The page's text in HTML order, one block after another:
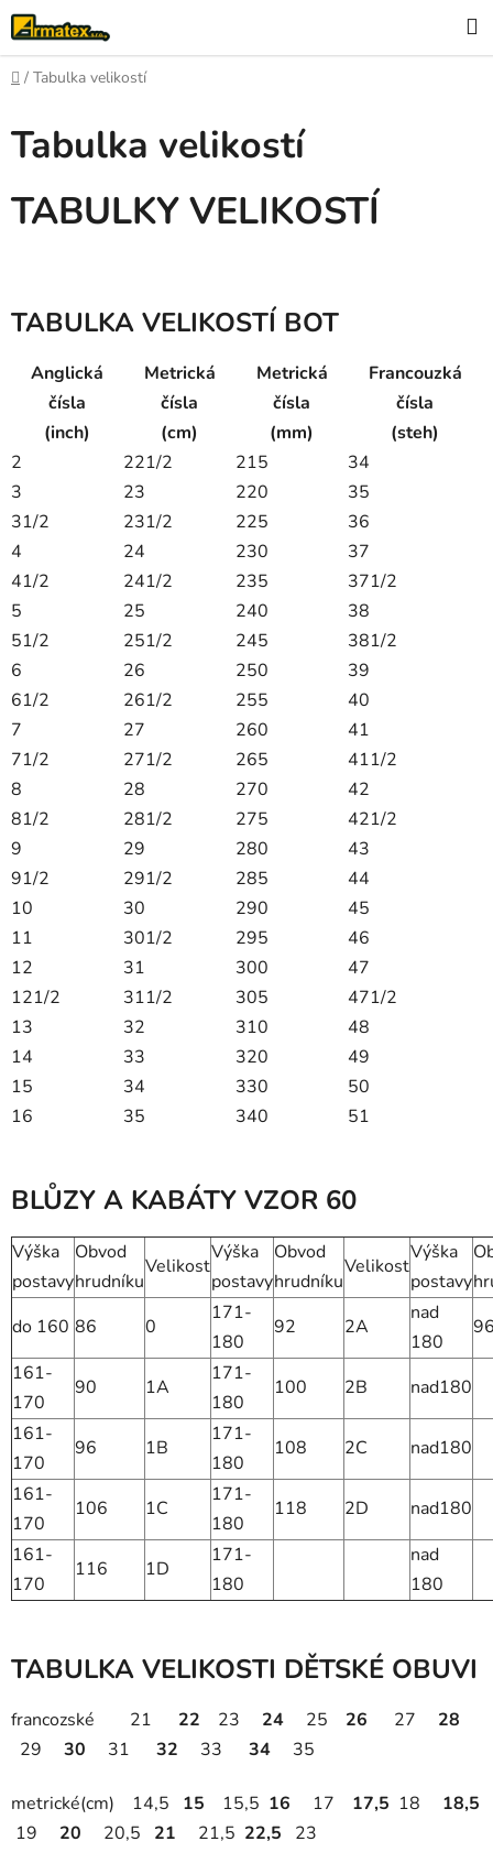
Přejít
na
obsah
Domů
/ Tabulka velikostí
Tabulka velikostí
TABULKY VELIKOSTÍ
TABULKA VELIKOSTÍ BOT
Anglická
čísla
(inch)
Metrická
čísla
(cm)
Metrická
čísla
(mm)
Francouzká
čísla
(steh)
2
221/2 215
34
3
23 220
35
31/2
231/2 225
36
4
24 230
37
41/2
241/2 235
371/2
5
25 240
38
51/2
251/2 245
381/2
6
26 250
39
61/2
261/2 255
40
7
27 260
41
71/2
271/2 265
411/2
8
28 270
42
81/2
281/2 275
421/2
9
29 280
43
91/2
291/2 285
44
10
30 290
45
11
301/2 295
46
12
31 300
47
121/2
311/2 305
471/2
13
32 310
48
14
33 320
49
15
34 330
50
16
35 340 51
BLŮZY A KABÁTY VZOR 60
Výška
postavy
Obvod
hrudníku
Velikost
Výška
postavy
Obvod
hrudníku
Velikost
Výška
postavy
do 160 86 0
171-
180
92 2A
nad
180
161-
170
90 1A
171-
180
100 2B
nad180
161-
170
96 1B
171-
180
108 2C
nad180
161-
170
106 1C
171-
180
118 2D
nad180
161-
170
116 1D
171-
180
nad
180
TABULKA VELIKOSTI DĚTSKÉ OBUVI
francozské 21 22 23 24 25 26 27 28
29 30 31 32 33 34 35
metrické(cm) 14,5 15 15,5 16 17 17,5 18 18,5
19 20 20,5 21 21,5 22,5 23